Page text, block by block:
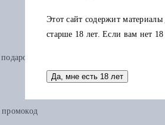
карту. Остаток по карте можно
Этот сайт содержит материалы
старше 18 лет. Если вам нет
Да, мне есть 18 лет